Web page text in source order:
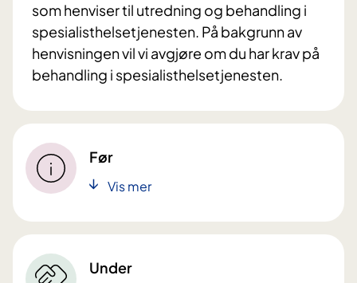
som henviser til utredning og behandling i
spesialisthelsetjenesten. På bakgrunn av
henvisningen vil vi avgjøre om du har krav på
behandling i spesialisthelsetjenesten.
Før
Vis mer
Under